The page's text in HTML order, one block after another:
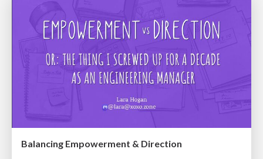
Balancing Empowerment & Direction